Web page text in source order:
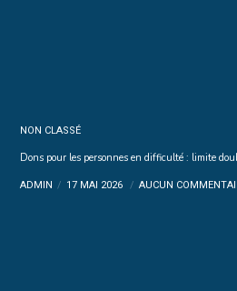
NON CLASSÉ
Dons pour les personnes en difficulté : limite
ADMIN 17 MAI 2026 AUCUN